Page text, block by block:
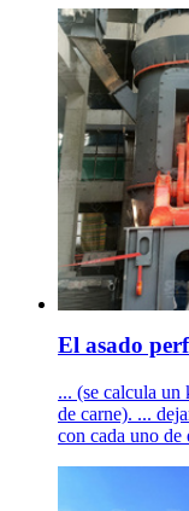
El asado
... (se calcula
de carne). ...
con cada uno de